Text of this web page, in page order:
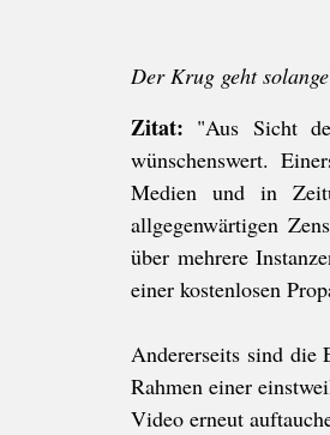
Der Krug geht
Zitat: "Aus Sicht
wünschenswert.
Medien und in
allgegenwärtigen
über mehrere
einer kostenlosen
Andererseits sind die
Rahmen einer
Video erneut